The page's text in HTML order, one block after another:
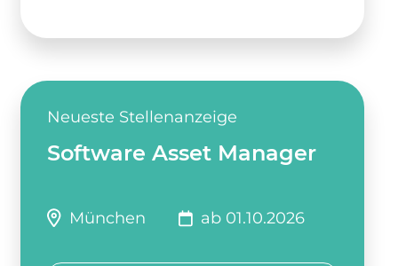
Neueste Stellenanzeige
Software Asset Manager
München ab 01.10.2026